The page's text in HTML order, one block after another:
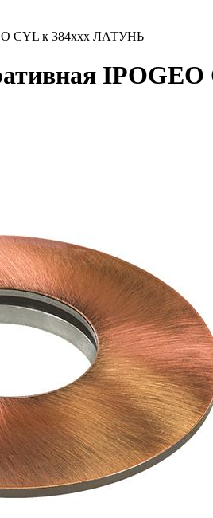
CYL к 384ххх ЛАТУНЬ